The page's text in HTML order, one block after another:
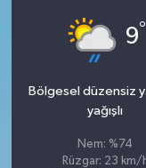
9°
Bölgesel düzensiz
yağışlı
Nem: %74
Rüzgar: 23 km/